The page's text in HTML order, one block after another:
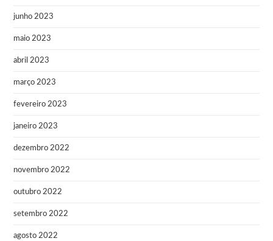
junho 2023
maio 2023
abril 2023
março 2023
fevereiro 2023
janeiro 2023
dezembro 2022
novembro 2022
outubro 2022
setembro 2022
agosto 2022